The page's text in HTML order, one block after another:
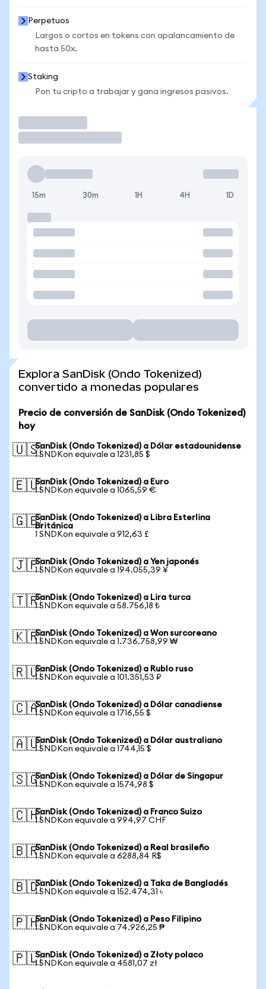
Perpetuos
Largos o cortos en tokens con apalancamiento de
hasta 50x.
Staking
Pon tu cripto a trabajar y gana ingresos pasivos.
15m 30m 1H 4H 1D
Explora SanDisk (Ondo Tokenized)
convertido a monedas populares
Precio de conversión de SanDisk (Ondo Tokenized)
hoy
🇺🇸SanDisk (Ondo Tokenized) a Dólar estadounidense
1 SNDKon equivale a 1231,85 $
🇪🇺SanDisk (Ondo Tokenized) a Euro
1 SNDKon equivale a 1065,59 €
🇬🇧SanDisk (Ondo Tokenized) a Libra Esterlina
Británica
1 SNDKon equivale a 912,63 £
🇯🇵SanDisk (Ondo Tokenized) a Yen japonés
1 SNDKon equivale a 194.055,39 ¥
🇹🇷SanDisk (Ondo Tokenized) a Lira turca
1 SNDKon equivale a 58.756,18 ₺
🇰🇷SanDisk (Ondo Tokenized) a Won surcoreano
1 SNDKon equivale a 1.736.758,99 ₩
🇷🇺SanDisk (Ondo Tokenized) a Rublo ruso
1 SNDKon equivale a 101.351,53 ₽
🇨🇦SanDisk (Ondo Tokenized) a Dólar canadiense
1 SNDKon equivale a 1716,55 $
🇦🇺SanDisk (Ondo Tokenized) a Dólar australiano
1 SNDKon equivale a 1744,15 $
🇸🇬SanDisk (Ondo Tokenized) a Dólar de Singapur
1 SNDKon equivale a 1574,98 $
🇨🇭SanDisk (Ondo Tokenized) a Franco Suizo
1 SNDKon equivale a 994,97 CHF
🇧🇷SanDisk (Ondo Tokenized) a Real brasileño
1 SNDKon equivale a 6288,84 R$
🇧🇩SanDisk (Ondo Tokenized) a Taka de Bangladés
1 SNDKon equivale a 152.474,31 ৳
🇵🇭SanDisk (Ondo Tokenized) a Peso Filipino
1 SNDKon equivale a 74.926,25 ₱
🇵🇱SanDisk (Ondo Tokenized) a Złoty polaco
1 SNDKon equivale a 4581,07 zł